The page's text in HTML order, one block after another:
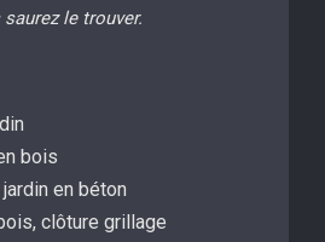
le trouver.
bois
en béton
clôture grillage